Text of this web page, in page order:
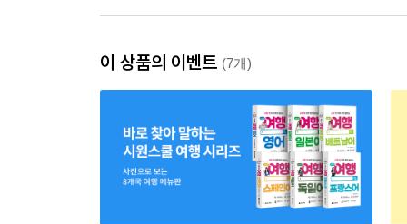
이 상품의 이벤트 (7개)